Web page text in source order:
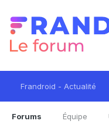
Frandroid - Actualité
Forums Équipe